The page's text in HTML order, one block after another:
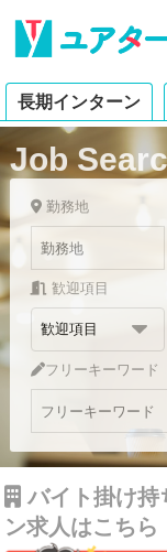
長期インターン
Job
勤務地
歓迎項目
フリーキーワード
バイト掛け持
ン求人はこちら